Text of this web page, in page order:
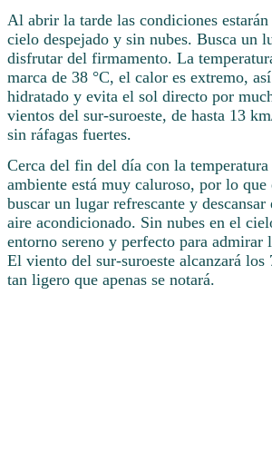
Al abrir la tarde las condiciones estarán
cielo despejado y sin nubes. Busca un
disfrutar del firmamento. La
marca de 38 °C, el calor es extremo,
hidratado y evita el sol directo por
vientos del sur-suroeste, de hasta 13
sin ráfagas fuertes.
Cerca del fin del día con la
ambiente está muy caluroso, por lo que
buscar un lugar refrescante y descansar
aire acondicionado. Sin nubes en el
entorno sereno y perfecto para admirar
El viento del sur-suroeste alcanzará los
tan ligero que apenas se notará.